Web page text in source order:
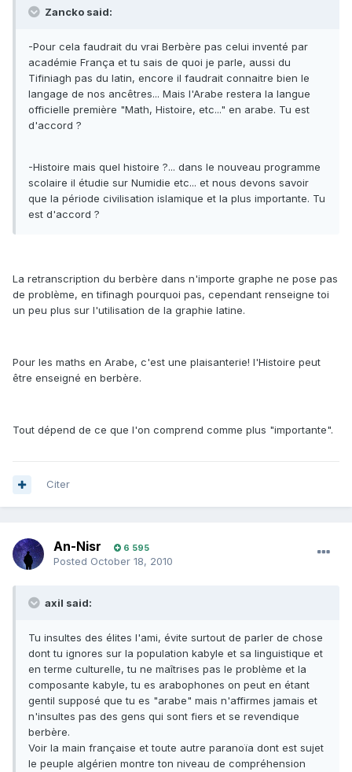
Zancko said:
-Pour cela faudrait du vrai Berbère pas celui inventé par
académie França et tu sais de quoi je parle, aussi du
Tifiniagh pas du latin, encore il faudrait connaitre bien le
langage de nos ancêtres... Mais l'Arabe restera la langue
officielle première "Math, Histoire, etc..." en arabe. Tu est
d'accord ?
-Histoire mais quel histoire ?... dans le nouveau programme
scolaire il étudie sur Numidie etc... et nous devons savoir
que la période civilisation islamique et la plus importante. Tu
est d'accord ?
La retranscription du berbère dans n'importe graphe ne pose pas
de problème, en tifinagh pourquoi pas, cependant renseigne toi
un peu plus sur l'utilisation de la graphie latine.
Pour les maths en Arabe, c'est une plaisanterie! l'Histoire peut
être enseigné en berbère.
Tout dépend de ce que l'on comprend comme plus "importante".
Citer
An-Nisr 6 595
Posted October 18, 2010
axil said:
Tu insultes des élites l'ami, évite surtout de parler de chose
dont tu ignores sur la population kabyle et sa linguistique et
en terme culturelle, tu ne maîtrises pas le problème et la
composante kabyle, tu es arabophones on peut en étant
gentil supposé que tu es "arabe" mais n'affirmes jamais et
n'insultes pas des gens qui sont fiers et se revendique
berbère.
Voir la main française et toute autre paranoïa dont est sujet
le peuple algérien montre ton niveau de compréhension